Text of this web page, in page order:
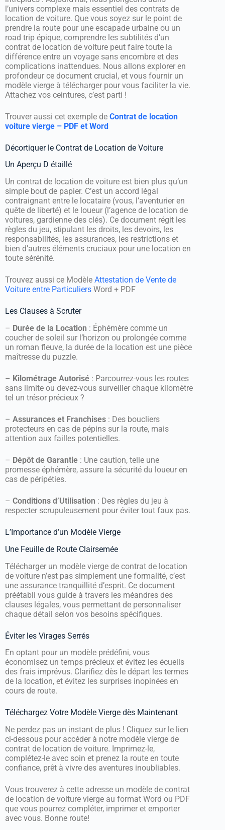
l’univers complexe mais essentiel des contrats de
location de voiture. Que vous soyez sur le point de
prendre la route pour une escapade urbaine ou un
road trip épique, comprendre les subtilités d’un
contrat de location de voiture peut faire toute la
différence entre un voyage sans encombre et des
complications inattendues. Nous allons explorer en
profondeur ce document crucial, et vous fournir un
modèle vierge à télécharger pour vous faciliter la vie.
Attachez vos ceintures, c’est parti !
Trouver aussi cet exemple de Contrat de location
voiture vierge – PDF et Word
Décortiquer le Contrat de Location de Voiture
Un Aperçu D étaillé
Un contrat de location de voiture est bien plus qu’un
simple bout de papier. C’est un accord légal
contraignant entre le locataire (vous, l’aventurier en
quête de liberté) et le loueur (l’agence de location de
voitures, gardienne des clés). Ce document régit les
règles du jeu, stipulant les droits, les devoirs, les
responsabilités, les assurances, les restrictions et
bien d’autres éléments cruciaux pour une location en
toute sérénité.
Trouvez aussi ce Modèle Attestation de Vente de
Voiture entre Particuliers Word + PDF
Les Clauses à Scruter
– Durée de la Location : Éphémère comme un
coucher de soleil sur l’horizon ou prolongée comme
un roman fleuve, la durée de la location est une pièce
maîtresse du puzzle.
– Kilométrage Autorisé : Parcourrez-vous les routes
sans limite ou devez-vous surveiller chaque kilomètre
tel un trésor précieux ?
– Assurances et Franchises : Des boucliers
protecteurs en cas de pépins sur la route, mais
attention aux failles potentielles.
– Dépôt de Garantie : Une caution, telle une
promesse éphémère, assure la sécurité du loueur en
cas de péripéties.
– Conditions d’Utilisation : Des règles du jeu à
respecter scrupuleusement pour éviter tout faux pas.
L’Importance d’un Modèle Vierge
Une Feuille de Route Clairsemée
Télécharger un modèle vierge de contrat de location
de voiture n’est pas simplement une formalité, c’est
une assurance tranquillité d’esprit. Ce document
préétabli vous guide à travers les méandres des
clauses légales, vous permettant de personnaliser
chaque détail selon vos besoins spécifiques.
Éviter les Virages Serrés
En optant pour un modèle prédéfini, vous
économisez un temps précieux et évitez les écueils
des frais imprévus. Clarifiez dès le départ les termes
de la location, et évitez les surprises inopinées en
cours de route.
Téléchargez Votre Modèle Vierge dès Maintenant
Ne perdez pas un instant de plus ! Cliquez sur le lien
ci-dessous pour accéder à notre modèle vierge de
contrat de location de voiture. Imprimez-le,
complétez-le avec soin et prenez la route en toute
confiance, prêt à vivre des aventures inoubliables.
Vous trouverez à cette adresse un modèle de contrat
de location de voiture vierge au format Word ou PDF
que vous pourrez compléter, imprimer et emporter
avec vous. Bonne route!